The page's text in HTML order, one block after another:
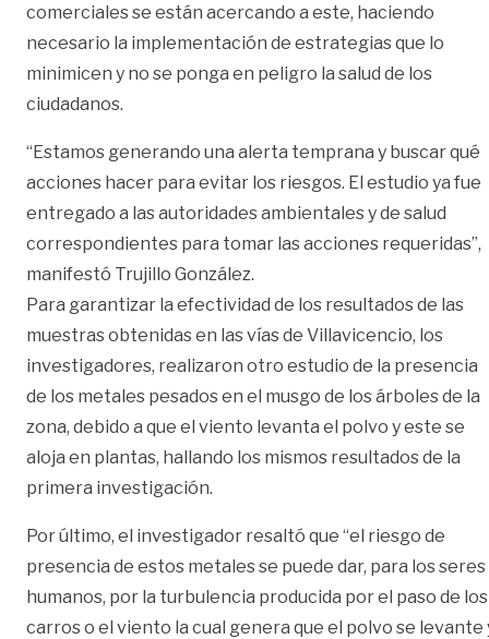
comerciales se están acercando a este, haciendo
necesario la implementación de estrategias que lo
minimicen y no se ponga en peligro la salud de los
ciudadanos.
“Estamos generando una alerta temprana y buscar qué
acciones hacer para evitar los riesgos. El estudio ya fue
entregado a las autoridades ambientales y de salud
correspondientes para tomar las acciones requeridas”,
manifestó Trujillo González.
Para garantizar la efectividad de los resultados de las
muestras obtenidas en las vías de Villavicencio, los
investigadores, realizaron otro estudio de la presencia
de los metales pesados en el musgo de los árboles de la
zona, debido a que el viento levanta el polvo y este se
aloja en plantas, hallando los mismos resultados de la
primera investigación.
Por último, el investigador resaltó que “el riesgo de
presencia de estos metales se puede dar, para los seres
humanos, por la turbulencia producida por el paso de los
carros o el viento la cual genera que el polvo se levante